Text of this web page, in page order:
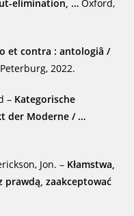
elimination, … Oxford,
et contra : antologiâ /
2022.
– Kategorische
der Moderne / …
Jon. – Kłamstwa,
prawdą, zaakceptować